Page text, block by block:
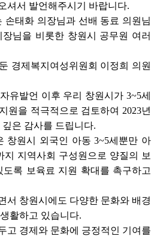
셔서 발언해주시기 바랍니다.
손태화 의장님과 선배 동료 의원님
님을 비롯한 창원시 공무원 여러
경제복지여성위원회 이정희 의원
유발언 이후 우리 창원시가 3~5세
원을 적극적으로 검토하여 2023년
은 감사를 드립니다.
창원시 외국인 아동 3~5세뿐만 아
지 지역사회 구성원으로 양질의 보
록 보육료 지원 확대를 촉구하고
서 창원시에도 다양한 문화와 배경
활하고 있습니다.
고 경제와 문화에 긍정적인 기여를